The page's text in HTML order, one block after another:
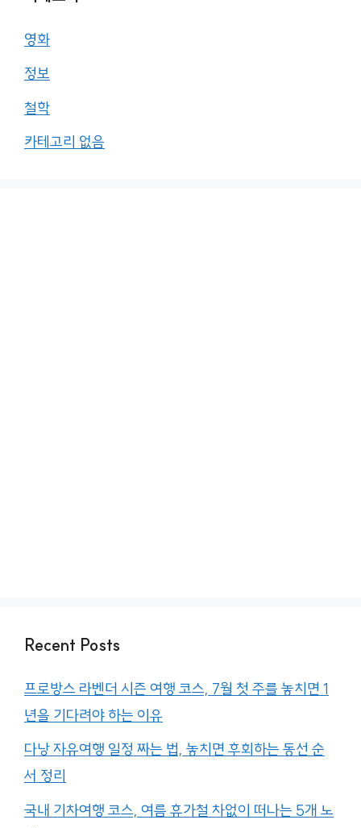
영화
정보
철학
카테고리 없음
Recent Posts
프로방스 라벤더 시즌 여행 코스, 7월 첫 주를 놓치면 1
년을 기다려야 하는 이유
다낭 자유여행 일정 짜는 법, 놓치면 후회하는 동선 순
서 정리
국내 기차여행 코스, 여름 휴가철 차없이 떠나는 5개 노